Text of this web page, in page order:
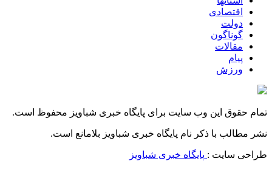
اقتصادی
دولت
گوناگون
مقالات
پیام
ورزش
تمام حقوق این وب سایت برای پایگاه خبری شباویز محفوظ است.
نشر مطالب با ذکر نام پایگاه خبری شباویز بلامانع است.
طراحی سایت : پایگاه خبری شباویز